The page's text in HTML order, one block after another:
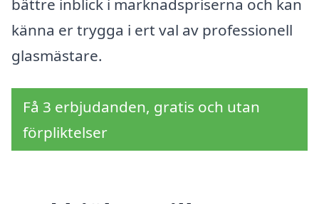
bättre inblick i marknadspriserna och kan
känna er trygga i ert val av professionell
glasmästare.
Få 3 erbjudanden, gratis och utan
förpliktelser